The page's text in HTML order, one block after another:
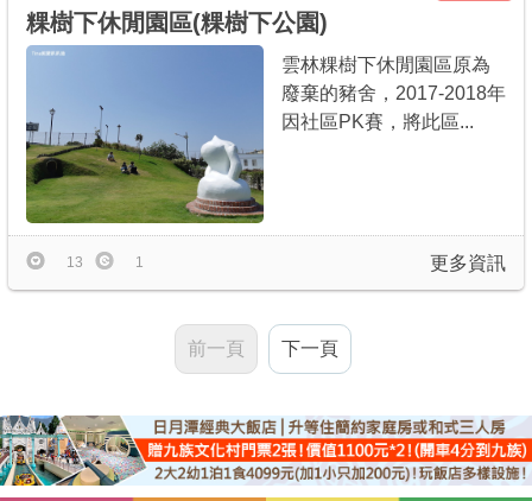
粿樹下休閒園區(粿樹下公園)
雲林粿樹下休閒園區原為
廢棄的豬舍，2017-2018年
因社區PK賽，將此區...
更多資訊
13 1
前一頁 下一頁